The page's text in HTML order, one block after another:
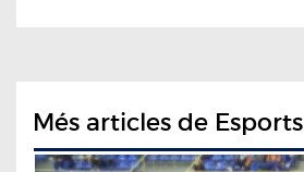
Més articles de Esports